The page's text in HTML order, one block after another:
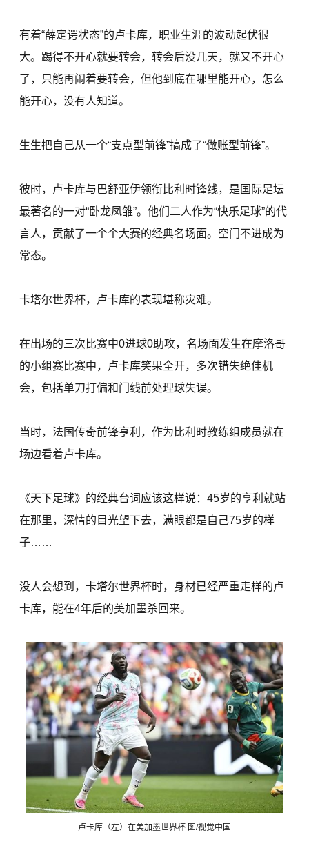
有着“薛定谔状态”的卢卡库，职业生涯的波动起伏很
大。踢得不开心就要转会，转会后没几天，就又不开心
了，只能再闹着要转会，但他到底在哪里能开心，怎么
能开心，没有人知道。
生生把自己从一个“支点型前锋”搞成了“做账型前锋”。
彼时，卢卡库与巴舒亚伊领衔比利时锋线，是国际足坛
最著名的一对“卧龙凤雏”。他们二人作为“快乐足球”的代
言人，贡献了一个个大赛的经典名场面。空门不进成为
常态。
卡塔尔世界杯，卢卡库的表现堪称灾难。
在出场的三次比赛中0进球0助攻，名场面发生在摩洛哥
的小组赛比赛中，卢卡库笑果全开，多次错失绝佳机
会，包括单刀打偏和门线前处理球失误。
当时，法国传奇前锋亨利，作为比利时教练组成员就在
场边看着卢卡库。
《天下足球》的经典台词应该这样说：45岁的亨利就站
在那里，深情的目光望下去，满眼都是自己75岁的样
子……
没人会想到，卡塔尔世界杯时，身材已经严重走样的卢
卡库，能在4年后的美加墨杀回来。
卢卡库（左）在美加墨世界杯 图/视觉中国